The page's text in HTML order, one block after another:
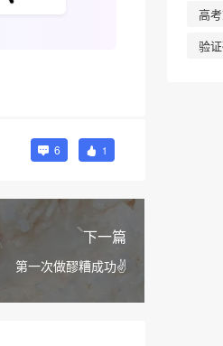
6 1
下一篇
第一次做醪糟成功✌️
高
验